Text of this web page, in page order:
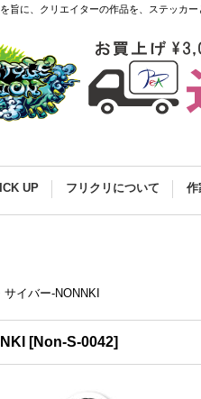
を旨に、クリエイターの作品を、ステッカ
UP フリクリについて 作
サイバー-NONNKI
[Non-S-0042]